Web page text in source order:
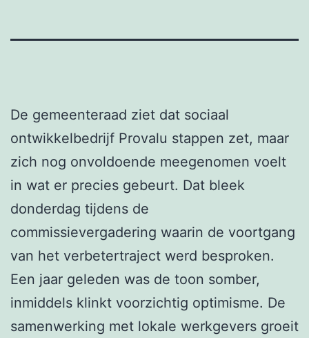
De gemeenteraad ziet dat sociaal
ontwikkelbedrijf Provalu stappen zet, maar
zich nog onvoldoende meegenomen voelt
in wat er precies gebeurt. Dat bleek
donderdag tijdens de
commissievergadering waarin de voortgang
van het verbetertraject werd besproken.
Een jaar geleden was de toon somber,
inmiddels klinkt voorzichtig optimisme. De
samenwerking met lokale werkgevers groeit